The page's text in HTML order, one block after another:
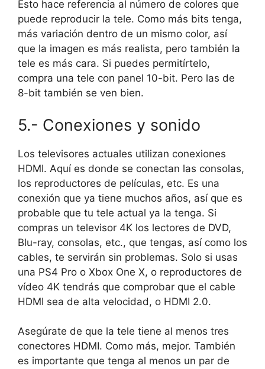
Esto hace referencia al número de colores que
puede reproducir la tele. Como más bits tenga,
más variación dentro de un mismo color, así
que la imagen es más realista, pero también la
tele es más cara. Si puedes permitírtelo,
compra una tele con panel 10-bit. Pero las de
8-bit también se ven bien.
5.- Conexiones y sonido
Los televisores actuales utilizan conexiones
HDMI. Aquí es donde se conectan las consolas,
los reproductores de películas, etc. Es una
conexión que ya tiene muchos años, así que es
probable que tu tele actual ya la tenga. Si
compras un televisor 4K los lectores de DVD,
Blu-ray, consolas, etc., que tengas, así como los
cables, te servirán sin problemas. Solo si usas
una PS4 Pro o Xbox One X, o reproductores de
vídeo 4K tendrás que comprobar que el cable
HDMI sea de alta velocidad, o HDMI 2.0.
Asegúrate de que la tele tiene al menos tres
conectores HDMI. Como más, mejor. También
es importante que tenga al menos un par de